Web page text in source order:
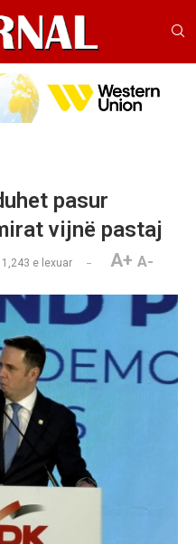
pasur
vijnë pastaj
1,243 e lexuar A+ A-